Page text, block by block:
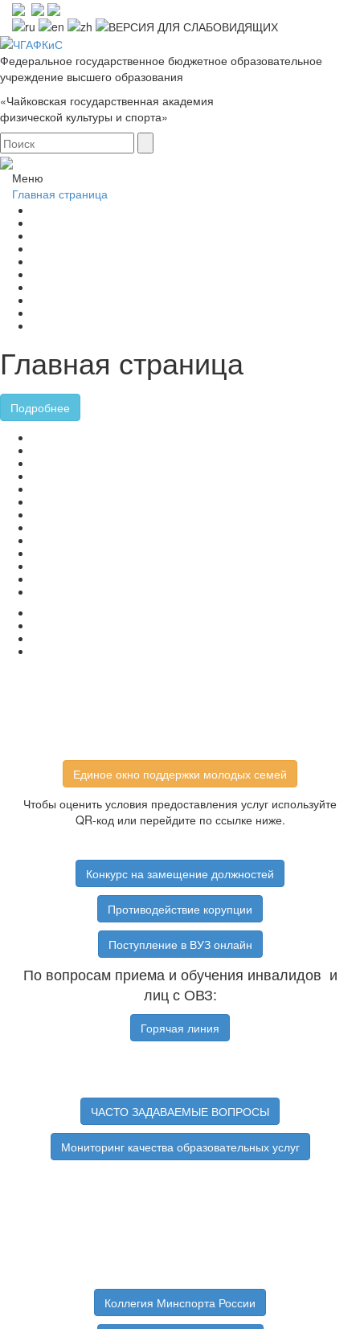
Федеральное государственное бюджетное образовательное
учреждение высшего образования
«Чайковская государственная академия
физической культуры и спорта»
Меню
Главная страница
Главная страница
Подробнее
Единое окно поддержки молодых семей
Чтобы оценить условия предоставления услуг используйте
QR-код или перейдите по ссылке ниже.
Конкурс на замещение должностей
Противодействие корупции
Поступление в ВУЗ онлайн
По вопросам приема и обучения инвалидов и
лиц с ОВЗ:
Горячая линия
ЧАСТО ЗАДАВАЕМЫЕ ВОПРОСЫ
Мониторинг качества образовательных услуг
Коллегия Минспорта России